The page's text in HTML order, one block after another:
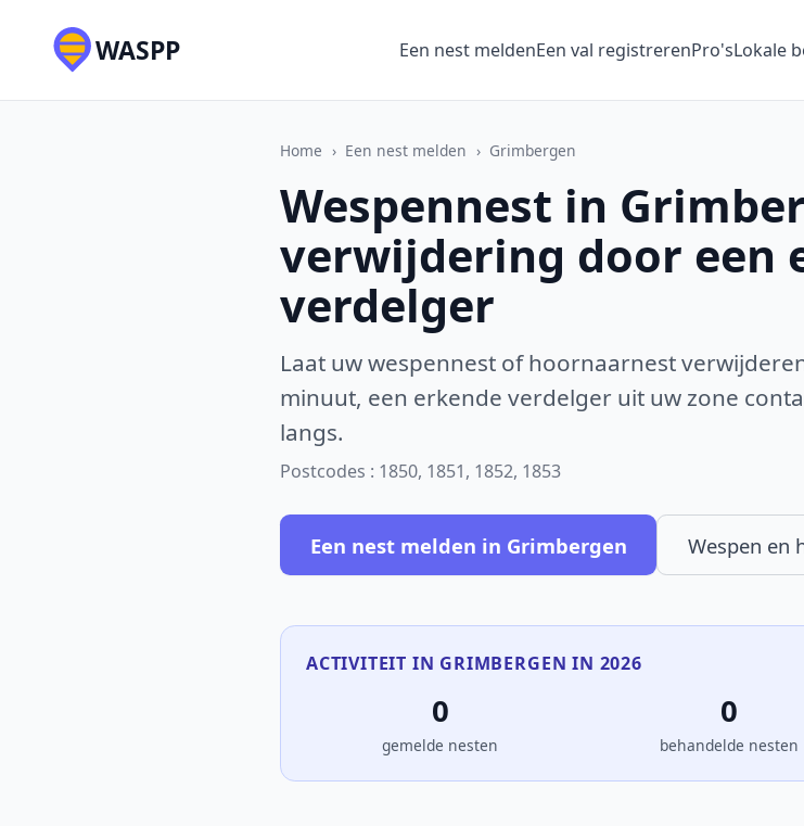
WASPP Een nest meldenEen val registrerenPro'sLokale
Home › Een nest melden › Grimbergen
Wespennest in
verwijdering door een
verdelger
Laat uw wespennest of hoornaarnest
minuut, een erkende verdelger uit uw zone
langs.
Postcodes : 1850, 1851, 1852, 1853
Een nest melden in Grimbergen Wespen en
ACTIVITEIT IN GRIMBERGEN IN 2026
0
gemelde nesten
0
behandelde nesten